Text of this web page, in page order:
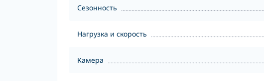
Сезонность
Нагрузка и скорость
Камера